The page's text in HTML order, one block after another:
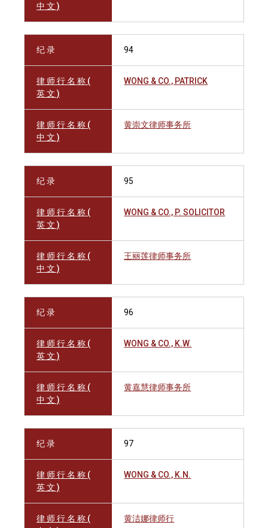
中 文 )
纪 录 94
律 师 行 名 称 (
英 文 )
WONG & CO., PATRICK
律 师 行 名 称 (
中 文 )
黄崇文律师事务所
纪 录 95
律 师 行 名 称 (
英 文 )
WONG & CO., P. SOLICITOR
律 师 行 名 称 (
中 文 )
王丽莲律师事务所
纪 录 96
律 师 行 名 称 (
英 文 )
WONG & CO., K.W.
律 师 行 名 称 (
中 文 )
黄嘉慧律师事务所
纪 录 97
律 师 行 名 称 (
英 文 )
WONG & CO., K.N.
律 师 行 名 称 (
黄洁娜律师行